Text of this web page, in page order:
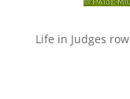
Life in Judges row